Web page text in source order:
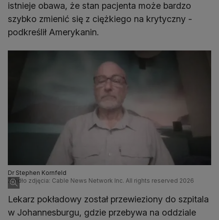
istnieje obawa, że stan pacjenta może bardzo
szybko zmienić się z ciężkiego na krytyczny -
podkreślił Amerykanin.
Dr Stephen Kornfeld
Źródło zdjęcia: Cable News Network Inc. All rights reserved 2026
Lekarz pokładowy został przewieziony do szpitala
w Johannesburgu, gdzie przebywa na oddziale